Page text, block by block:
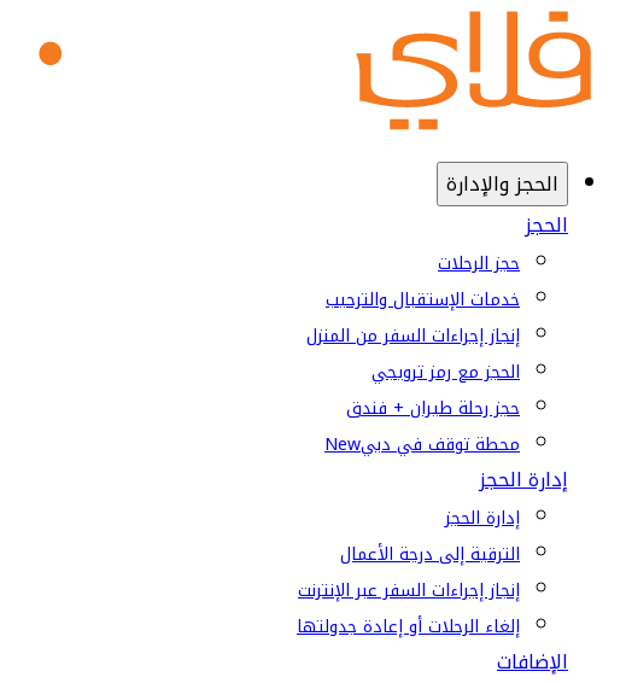
الحجز والإدارة
الحجز
حجز الرحلات
خدمات الإستقبال والترحيب
إنجاز إجراءات السفر من المنزل
الحجز مع رمز ترويجي
حجز رحلة طيران + فندق
محطة توقف في دبيNew
إدارة الحجز
إدارة الحجز
الترقية إلى درجة الأعمال
إنجاز إجراءات السفر عبر الإنترنت
إلغاء الرحلات أو إعادة جدولتها
الإضافات